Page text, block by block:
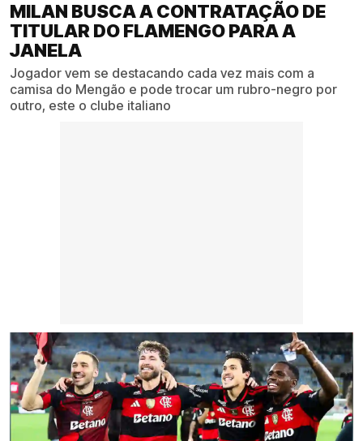
MILAN BUSCA A CONTRATAÇÃO DE
TITULAR DO FLAMENGO PARA A
JANELA
Jogador vem se destacando cada vez mais com a
camisa do Mengão e pode trocar um rubro-negro por
outro, este o clube italiano